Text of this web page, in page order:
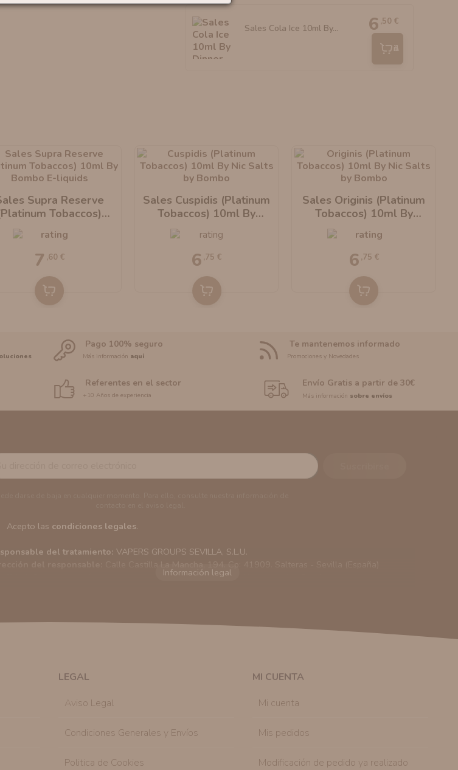
Sales Cola Ice 10ml By... 6 ,50 €
Añadir
Supra Reserve
Tobaccos)
7 ,60 €
Sales Cuspidis (Platinum
Tobaccos) 10ml By
6 ,75 €
Sales Originis (Platinum
Tobaccos) 10ml By
6 ,75 €
Pago 100% seguro
Más información aquí
Te mantenemos informado
Promociones y Novedades
Referentes en el sector
+10 Años de experiencia
Envío Gratis a partir de 30€
Más información sobre envíos
Acepto las condiciones legales.
del tratamiento: VAPERS GROUPS SEVILLA, S.L.U.
Sus datos serán usados para poder enviarle información comercial (Puede consultar como
a los artículos que ha adquirido. Puede solicitar la cancelación de comunicaciones comerciales
Con carácter general, sólo el personal de nuestra entidad que esté debidamente
Tiene derecho a saber qué información tenemos sobre usted, corregirla y eliminarla, tal y
LEGAL
Aviso Legal
Condiciones Generales y Envíos
Politica de Cookies
MI CUENTA
Mi cuenta
Mis pedidos
Modificación de pedido ya realizado